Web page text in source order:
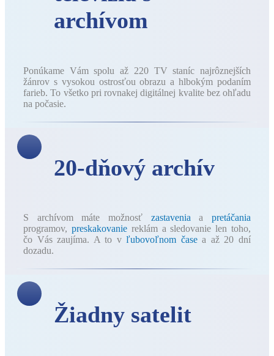
archívom
Ponúkame Vám spolu až 220 TV staníc najrôznejších
žánrov s vysokou ostrosťou obrazu a hlbokým podaním
farieb. To všetko pri rovnakej digitálnej kvalite bez ohľadu
na počasie.
20-dňový archív
S archívom máte možnosť zastavenia apretáčania
programov, preskakovaniereklám a sledovanie len toho,
čo Vás zaujíma. A to vľubovoľnom časea až 20 dní
dozadu.
Žiadny satelit